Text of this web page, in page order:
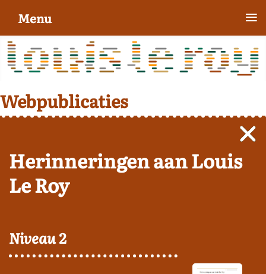
Webpublicaties
Herinneringen aan Louis
Le Roy
Niveau 2
Menu ≡